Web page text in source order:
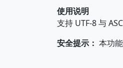
使用说明
支持 UTF-8 与
安全提示： 本功